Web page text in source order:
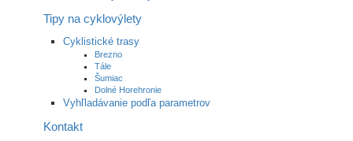
Tipy na cyklovýlety
Cyklistické trasy
Brezno
Tále
Šumiac
Dolné Horehronie
Vyhľladávanie podľa parametrov
Kontakt